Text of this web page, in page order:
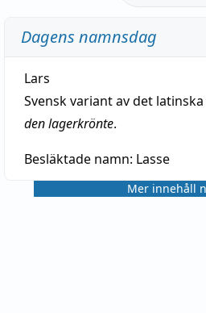
Dagens namnsdag
Lars
Svensk variant av det
den lagerkrönte.
Besläktade namn: Lasse
Mer innehåll